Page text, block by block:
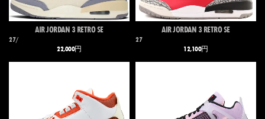
AIR JORDAN 3 RETRO SE
27/
22,000円
AIR JORDAN 3 RETRO SE
27
12,100円